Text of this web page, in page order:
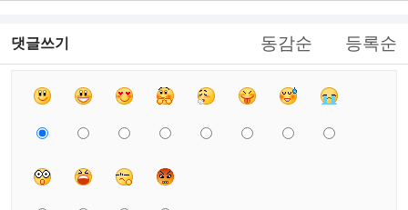
댓글쓰기 동감순 등록순